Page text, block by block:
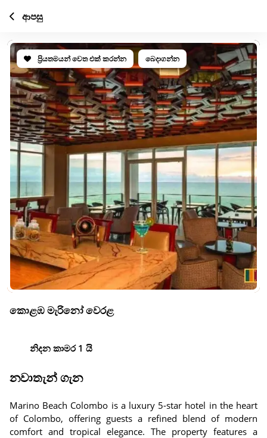
ප්‍රියතමයන් වෙත එක් කරන්න බෙදාගන්න
කොළඹ මැරිනෝ වෙරළ
නිදන කාමර 1 යි
නවාතැන් ගැන
Marino Beach Colombo is a luxury 5-star hotel in the heart
of Colombo, offering guests a refined blend of modern
comfort and tropical elegance. The property features a
ආපසු